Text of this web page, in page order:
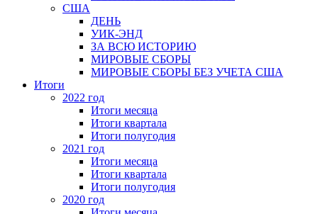
США
ДЕНЬ
УИК-ЭНД
ЗА ВСЮ ИСТОРИЮ
МИРОВЫЕ СБОРЫ
МИРОВЫЕ СБОРЫ БЕЗ УЧЕТА США
Итоги
2022 год
Итоги месяца
Итоги квартала
Итоги полугодия
2021 год
Итоги месяца
Итоги квартала
Итоги полугодия
2020 год